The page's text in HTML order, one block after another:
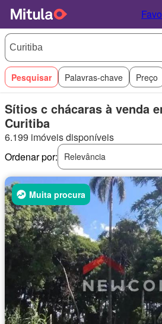
Pesquisar Palavras-chave Preço
Sítios c chácaras à venda
Curitiba
6.199 imóveis disponíveis
Ordenar por:
Relevância
Muita procura